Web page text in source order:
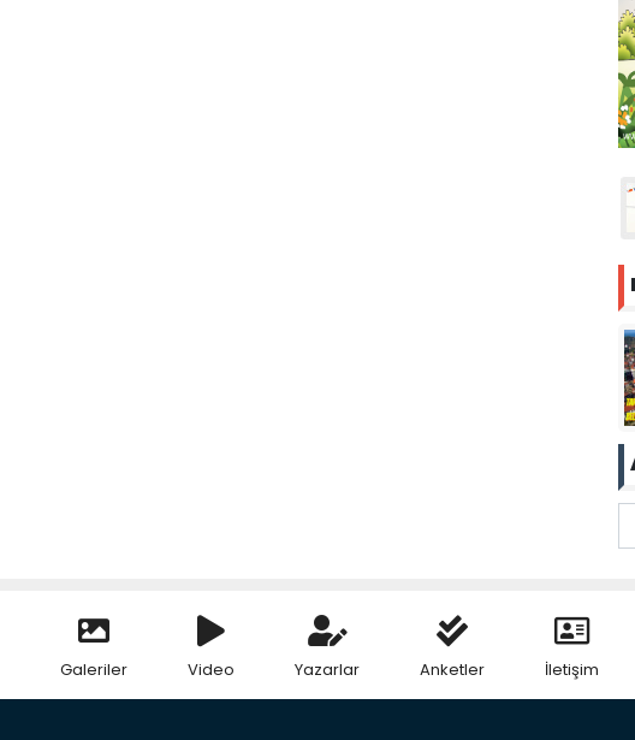
Galeriler Video Yazarlar Anketler İletişim